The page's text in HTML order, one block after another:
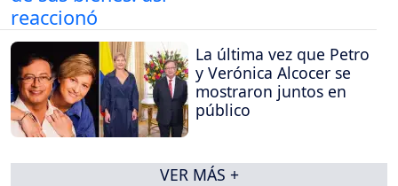
La última vez que Petro
y Verónica Alcocer se
mostraron juntos en
público
VER MÁS +